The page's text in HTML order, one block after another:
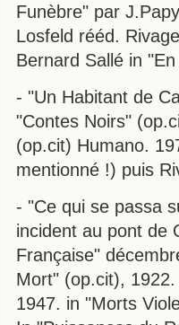
Funèbre" par
Losfeld rééd.
Bernard Sallé in
- "Un Habitant de
"Contes Noirs"
(op.cit) Humano.
mentionné !) puis
- "Ce qui se passa
incident au pont de
Française"
Mort" (op.cit),
1947. in "Morts